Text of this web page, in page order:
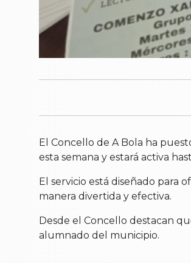
El Concello de A Bola ha
esta semana y estará activa
El servicio está diseñado para
manera divertida y efectiva.
Desde el Concello destacan
alumnado del municipio.